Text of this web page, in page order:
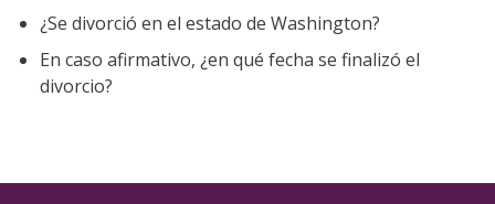
¿Se divorció en el estado de Washington?
En caso afirmativo, ¿en qué fecha se finalizó el
divorcio?